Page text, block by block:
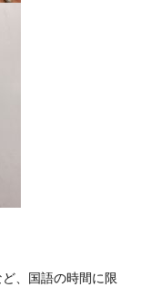
、国語の時間に限